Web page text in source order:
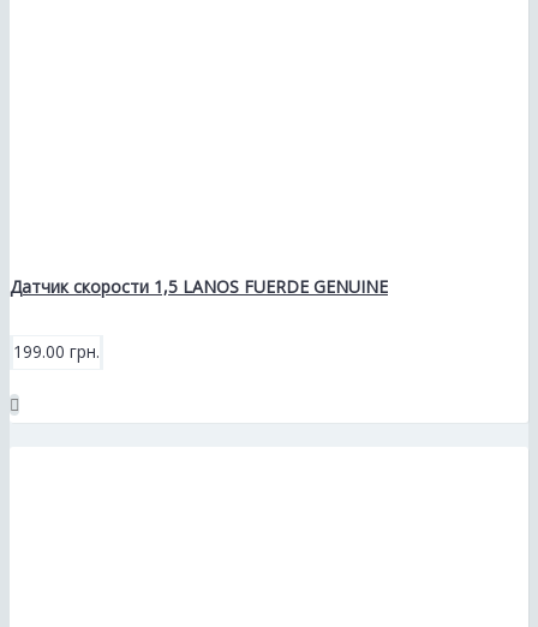
Датчик скорости 1,5 LANOS FUERDE GENUINE
199.00 грн.